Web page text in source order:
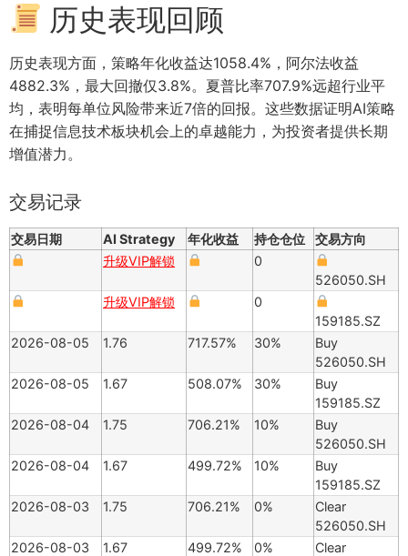
历史表现回顾
历史表现方面，策略年化收益达1058.4%，阿尔法收益
4882.3%，最大回撤仅3.8%。夏普比率707.9%远超行业平
均，表明每单位风险带来近7倍的回报。这些数据证明AI策略
在捕捉信息技术板块机会上的卓越能力，为投资者提供长期
增值潜力。
交易记录
交易日期 AI Strategy 年化收益 持仓仓位
交易方向
升级VIP解锁
0
526050.SH
升级VIP解锁
0
159185.SZ
2026-08-05
1.76 717.57% 30%
Buy
526050.SH
2026-08-05
1.67 508.07% 30%
Buy
159185.SZ
2026-08-04
1.75 706.21% 10%
Buy
526050.SH
2026-08-04
1.67 499.72% 10%
Buy
159185.SZ
2026-08-03
1.75 706.21% 0%
Clear
526050.SH
2026-08-03
1.67 499.72% 0%
Clear